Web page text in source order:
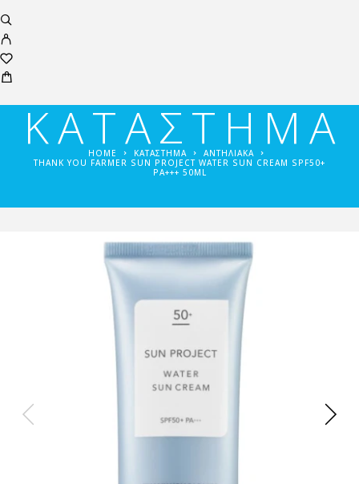
ΚΑΤΑΣΤΗΜΑ
HOME ΚΑΤΑΣΤΗΜΑ
ΑΝΤΗΛΙΑΚΆ
THANK YOU FARMER SUN PROJECT WATER SUN CREAM SPF50+
PA+++ 50ML